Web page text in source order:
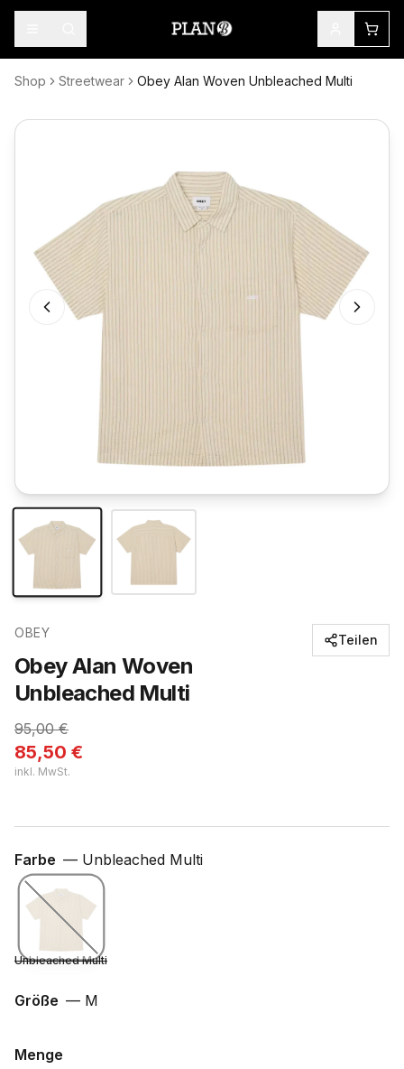
Shop Streetwear Obey Alan Woven Unbleached Multi
OBEY
Obey Alan Woven
Unbleached Multi
95,00€
85,50 €
inkl. MwSt.
Teilen
Farbe — Unbleached Multi
Unbleached Multi
Größe — M
Menge